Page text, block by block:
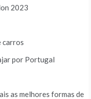
2023
carros
por Portugal
as melhores formas de